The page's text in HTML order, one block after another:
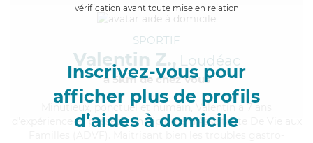
vérification avant toute mise en relation
Inscrivez-vous pour
afficher plus de profils
d’aides à domicile
SPORTIF
Valentin Z., Loudéac
à 5km de chez Vous
, ponctuel et humain, Valentin a 7 ans
d'expérience et possède un diplôme d'Assistante De Vie aux